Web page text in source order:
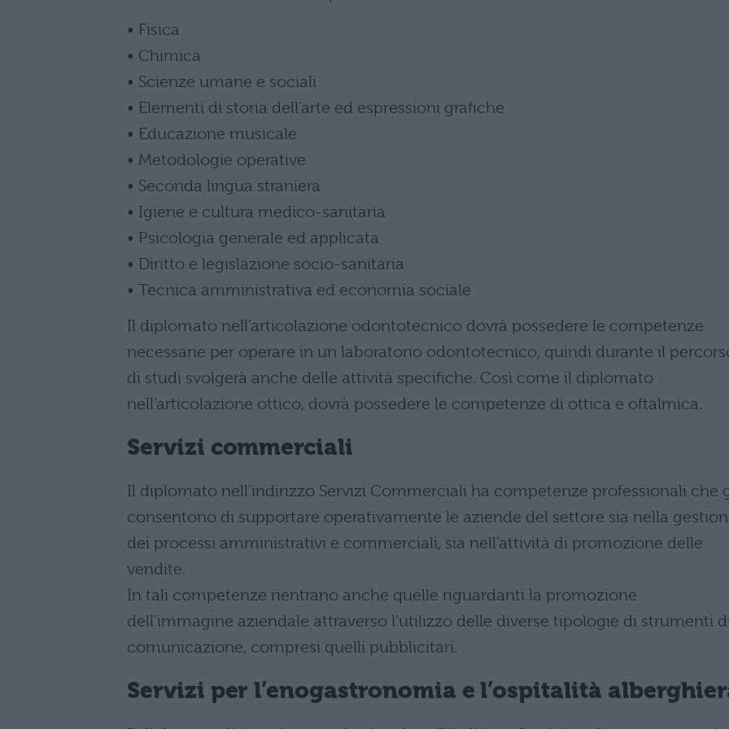
• Fisica
• Chimica
• Scienze umane e sociali
• Elementi di storia dell’arte ed espressioni grafiche
• Educazione musicale
• Metodologie operative
• Seconda lingua straniera
• Igiene e cultura medico-sanitaria
• Psicologia generale ed applicata
• Diritto e legislazione socio-sanitaria
• Tecnica amministrativa ed economia sociale
Il diplomato nell’articolazione odontotecnico dovrà possedere le competenze
necessarie per operare in un laboratorio odontotecnico, quindi durante il
di studi svolgerà anche delle attività specifiche. Così come il diplomato
nell’articolazione ottico, dovrà possedere le competenze di ottica e oftalmica.
Servizi commerciali
Il diplomato nell’indirizzo Servizi Commerciali ha competenze professionali che
consentono di supportare operativamente le aziende del settore sia nella
dei processi amministrativi e commerciali, sia nell’attività di promozione delle
vendite.
In tali competenze rientrano anche quelle riguardanti la promozione
dell’immagine aziendale attraverso l’utilizzo delle diverse tipologie di strumenti
comunicazione, compresi quelli pubblicitari.
Servizi per l’enogastronomia e l’ospitalità